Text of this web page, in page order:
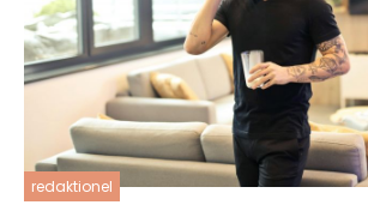
redaktionel